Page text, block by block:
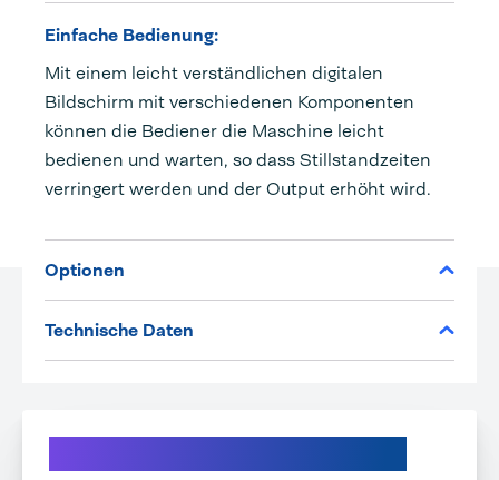
Einfache Bedienung:
Mit einem leicht verständlichen digitalen
Bildschirm mit verschiedenen Komponenten
können die Bediener die Maschine leicht
bedienen und warten, so dass Stillstandzeiten
verringert werden und der Output erhöht wird.
Optionen
Technische Daten